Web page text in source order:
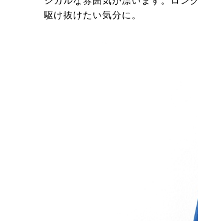
駆け抜けたい気分に。